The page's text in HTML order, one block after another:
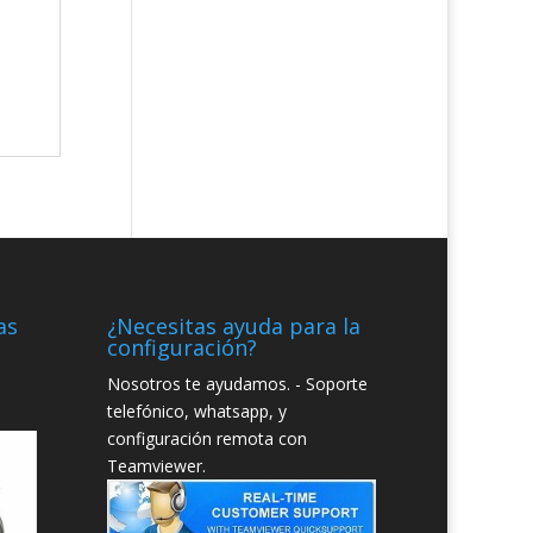
¿Necesitas ayuda para la
configuración?
Nosotros te ayudamos. - Soporte
telefónico, whatsapp, y
configuración remota con
Teamviewer.